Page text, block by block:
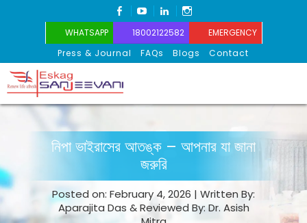
FACEBOOK
YOUTUBELINKEDIN
WHATSAPP 18002122582
EMERGENCY
Press & Journal
FAQs Blogs Contact
Eskag Sanjeevani
নিপা ভাইরাসের আতঙ্ক – আপনার যা জানা
জরুরি
Posted on: February 4, 2026 | Written By:
Aparajita Das & Reviewed By: Dr. Asish